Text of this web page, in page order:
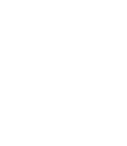
El acuerdo
control alterno
En fases
creación de un
rechazado
el enclave, un